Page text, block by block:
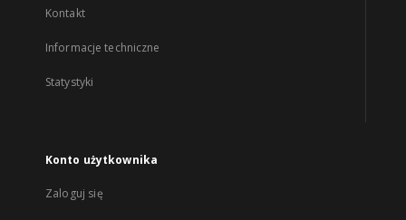
Kontakt
Informacje techniczne
Statystyki
Konto użytkownika
Zaloguj się